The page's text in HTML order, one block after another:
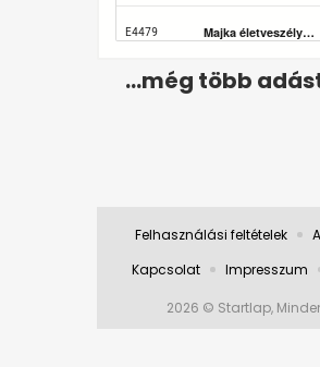
...még több
Felhasználási feltételek
Kapcsolat
Impresszum
2026 © Startlap,